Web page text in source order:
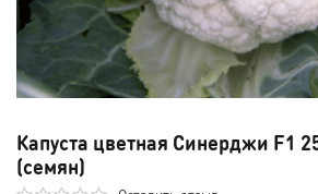
Капуста цветная Синерджи F1
(семян)